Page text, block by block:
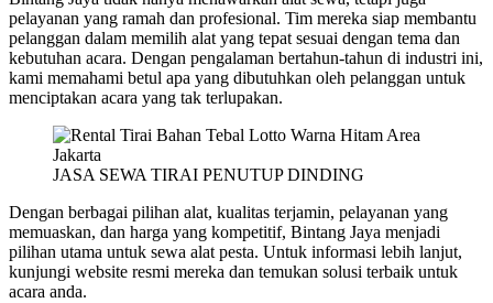
pelayanan yang ramah dan profesional. Tim mereka siap membantu
pelanggan dalam memilih alat yang tepat sesuai dengan tema dan
kebutuhan acara. Dengan pengalaman bertahun-tahun di industri ini,
kami memahami betul apa yang dibutuhkan oleh pelanggan untuk
menciptakan acara yang tak terlupakan.
JASA SEWA TIRAI PENUTUP DINDING
Dengan berbagai pilihan alat, kualitas terjamin, pelayanan yang
memuaskan, dan harga yang kompetitif, Bintang Jaya menjadi
pilihan utama untuk sewa alat pesta. Untuk informasi lebih lanjut,
kunjungi website resmi mereka dan temukan solusi terbaik untuk
acara anda.